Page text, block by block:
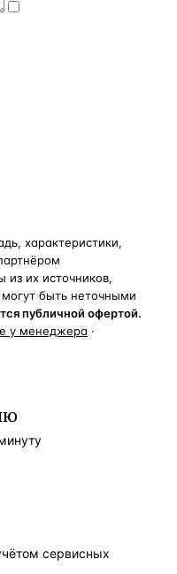
характеристики,
из их источников,
быть неточными
публичной офертой.
у менеджера ·
сервисных